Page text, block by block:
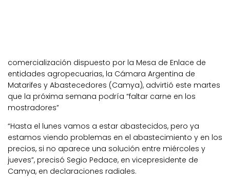
comercialización dispuesto por la Mesa de Enlace de
entidades agropecuarias, la Cámara Argentina de
Matarifes y Abastecedores (Camya), advirtió este martes
que la próxima semana podría “faltar carne en los
mostradores”
“Hasta el lunes vamos a estar abastecidos, pero ya
estamos viendo problemas en el abastecimiento y en los
precios, si no aparece una solución entre miércoles y
jueves”, precisó Segio Pedace, en vicepresidente de
Camya, en declaraciones radiales.